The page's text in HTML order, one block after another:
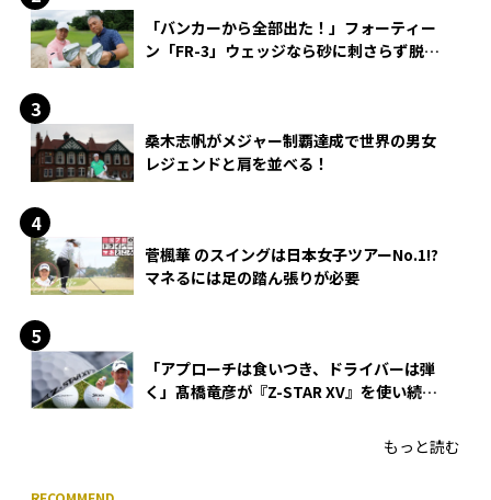
「バンカーから全部出た！」フォーティー
ン「FR-3」ウェッジなら砂に刺さらず脱出
桑木志帆がメジャー制覇達成で世界の男女
レジェンドと肩を並べる！
菅楓華 のスイングは日本女子ツアーNo.1!?
マネるには足の踏ん張りが必要
「アプローチは食いつき、ドライバーは弾
く」髙橋竜彦が『Z-STAR XV』を使い続け
もっと読む